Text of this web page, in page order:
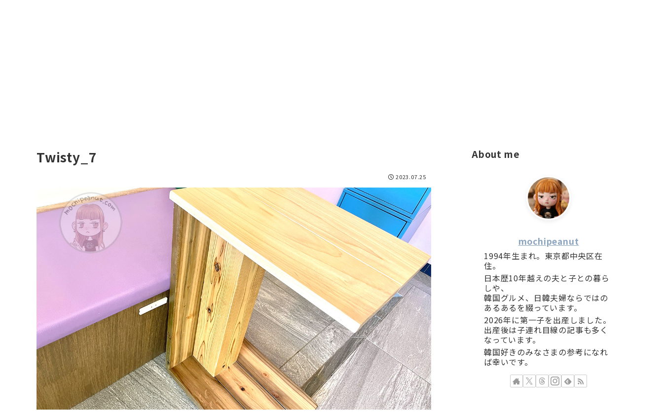
Twisty_7
2023.07.25
About me
mochipeanut
1994年生まれ。東京都中央区在
住。
日本歴10年越えの夫と子との暮ら
しや、
韓国グルメ、日韓夫婦ならではの
あるあるを綴っています。
2026年に第一子を出産しました。
出産後は子連れ目線の記事も多く
なっています。
韓国好きのみなさまの参考になれ
ば幸いです。